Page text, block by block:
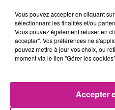
Vous justifiez d'une expérience
similaire.
Notre client vous propose une
démarrage rapide.
https://www.sofitex.fr/FR/
Vous pouvez accepter en cliquant
sélectionnant les finalités et/ou
Vous pouvez également refuser en
accepter". Vos préférences ne
pouvez mettre à jour vos choix, ou
moment via le lien "Gérer les
Accepter